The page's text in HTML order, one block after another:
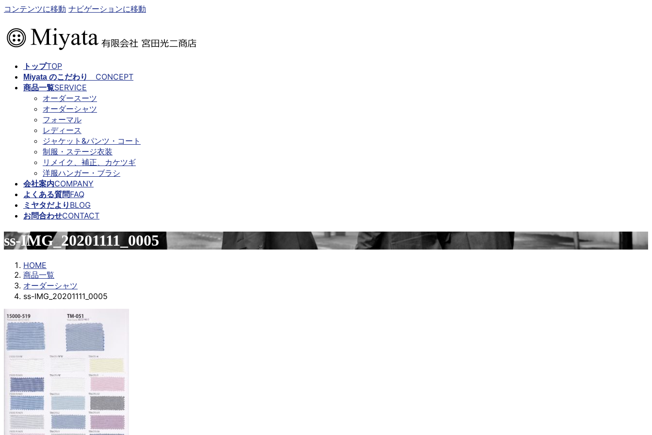
コンテンツに移動 ナビゲーションに移動
トップTOP
Miyata のこだわり CONCEPT
商品一覧SERVICE
オーダースーツ
オーダーシャツ
フォーマル
レディース
ジャケット&パンツ・コート
制服・ステージ衣装
リメイク、補正、カケツギ
洋服ハンガー・ブラシ
会社案内COMPANY
よくある質問FAQ
ミヤタだより BLOG
お問合わせCONTACT
ss-IMG_20201111_0005
HOME
商品一覧
オーダーシャツ
ss-IMG_20201111_0005